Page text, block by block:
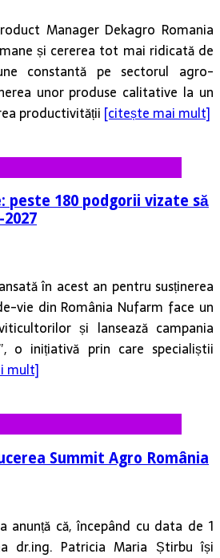
Manager Dekagro Romania
și cererea tot mai ridicată de
constantă pe sectorul agro-
unor produse calitative la un
productivității [citește mai mult]
peste 180 podgorii vizate să
în acest an pentru susținerea
vie din România Nufarm face un
și lansează campania
o inițiativă prin care specialiștii
mult]
Summit Agro România
anunță că, începând cu data de 1
dr.ing. Patricia Maria Știrbu își